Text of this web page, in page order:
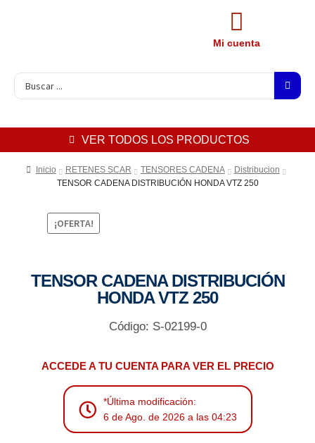
Mi cuenta
VER TODOS LOS PRODUCTOS
Inicio RETENES SCAR TENSORES CADENA
Distribucion
TENSOR CADENA DISTRIBUCIÓN HONDA VTZ 250
¡OFERTA!
TENSOR CADENA DISTRIBUCIÓN
HONDA VTZ 250
Código: S-02199-0
ACCEDE A TU CUENTA PARA VER EL PRECIO
*Última modificación:
6 de Ago. de 2026 a las 04:23